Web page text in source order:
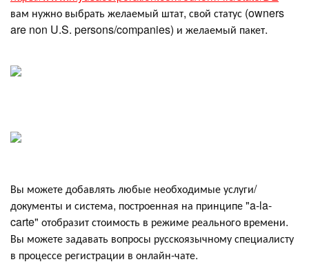
вам нужно выбрать желаемый штат, свой статус (owners
are non U.S. persons/companies) и желаемый пакет.
Вы можете добавлять любые необходимые услуги/
документы и система, построенная на принципе "a-la-
carte" отобразит стоимость в режиме реального времени.
Вы можете задавать вопросы русскоязычному специалисту
в процессе регистрации в онлайн-чате.